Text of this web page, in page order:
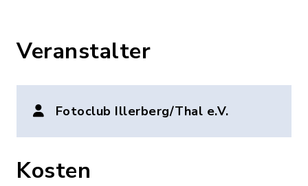
Veranstalter
Fotoclub Illerberg/Thal e.V.
Kosten